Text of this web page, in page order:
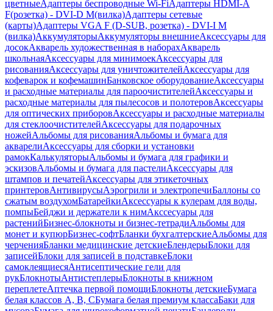
цветныеАдаптеры беспроводные Wi-FiАдаптеры HDMI-A
F(розетка) - DVI-D M(вилка)Адаптеры сетевые
(карты)Адаптеры VGA F (D-SUB, розетка) - DVI-I M
(вилка)АккумуляторыАккумуляторы внешниеАксессуары для
досокАкварель художественная в наборахАкварель
школьнаяАксессуары для минимоекАксессуары для
рисованияАксессуары для уничтожителейАксессуары для
кофеварок и кофемашинБанковское оборудованиеАксессуары
и расходные материалы для пароочистителейАксессуары и
расходные материалы для пылесосов и полотеровАксессуары
для оптических приборовАксессуары и расходные материалы
для стеклоочистителейАксессуары для подарочных
ножейАльбомы для рисованияАльбомы и бумага для
акварелиАксессуары для сборки и установки
рамокКалькуляторыАльбомы и бумага для графики и
эскизовАльбомы и бумага для пастелиАксессуары для
штампов и печатейАксессуары для этикеточных
принтеровАнтивирусыАэрогрили и электропечиБаллоны со
сжатым воздухомБатарейкиАксессуары к кулерам для воды,
помпыБейджи и держатели к нимАкссесуары для
растенийБизнес-блокноты и бизнес-тетрадиАльбомы для
монет и купюрБизнес-софтБланки бухгалтерскиеАльбомы для
черченияБланки медицинские детскиеБлендерыБлоки для
записейБлоки для записей в подставкеБлоки
самоклеящиесяАнтисептические гели для
рукБлокнотыАнтистеплерыБлокноты в книжном
переплетеАптечка первой помощиБлокноты детскиеБумага
белая классов А, В, СБумага белая премиум классаБаки для